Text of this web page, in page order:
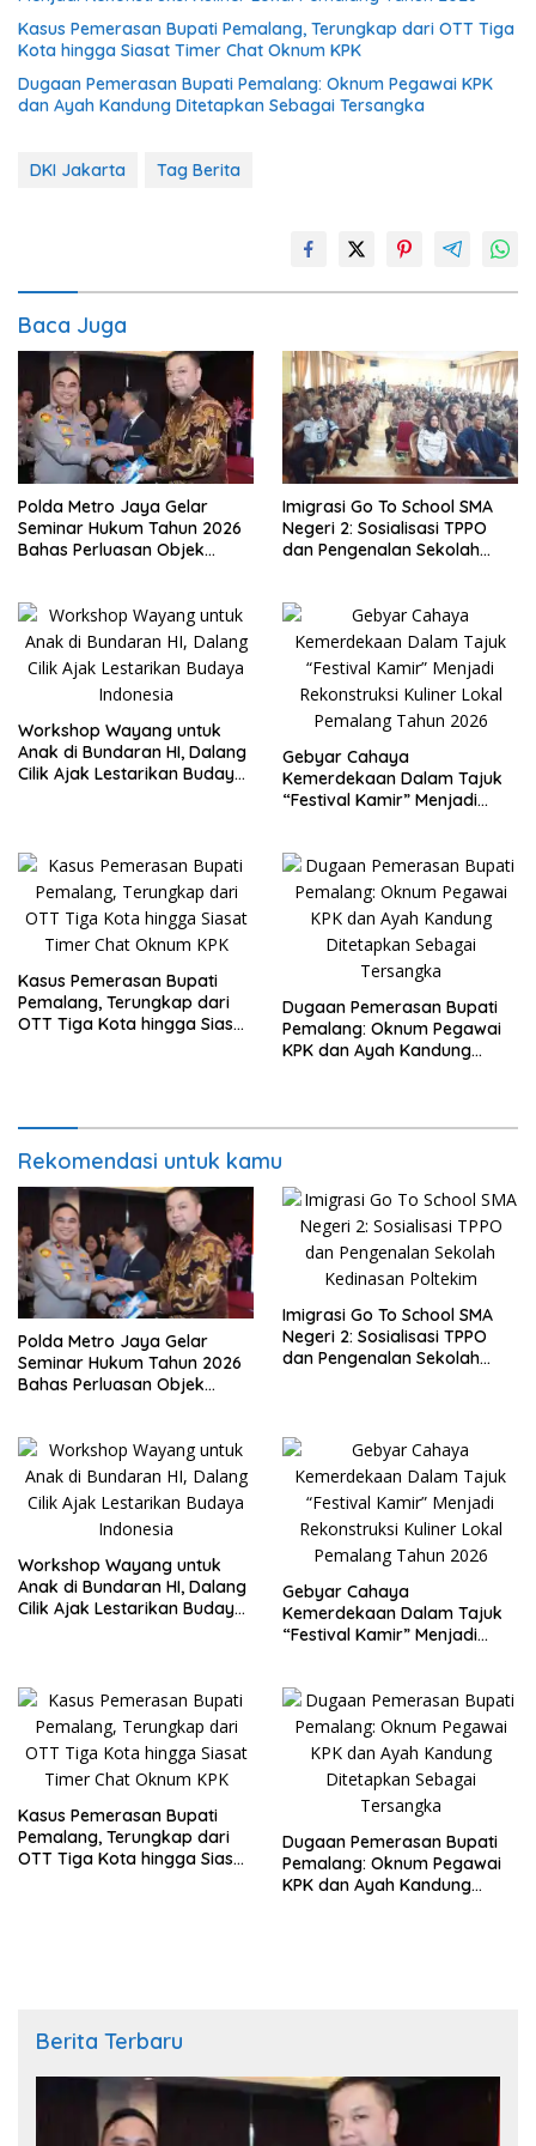
Kasus Pemerasan Bupati Pemalang, Terungkap dari OTT Tiga
Kota hingga Siasat Timer Chat Oknum KPK
Dugaan Pemerasan Bupati Pemalang: Oknum Pegawai KPK
dan Ayah Kandung Ditetapkan Sebagai Tersangka
DKI Jakarta Tag Berita
Baca Juga
Polda Metro Jaya Gelar
Seminar Hukum Tahun 2026
Bahas Perluasan Objek
Imigrasi Go To School SMA
Negeri 2: Sosialisasi TPPO
dan Pengenalan Sekolah
Workshop Wayang untuk
Anak di Bundaran HI, Dalang
Cilik Ajak Lestarikan Budaya
Gebyar Cahaya
Kemerdekaan Dalam Tajuk
“Festival Kamir” Menjadi
Kasus Pemerasan Bupati
Pemalang, Terungkap dari
OTT Tiga Kota hingga Siasat
Dugaan Pemerasan Bupati
Pemalang: Oknum Pegawai
KPK dan Ayah Kandung
Rekomendasi untuk kamu
Polda Metro Jaya Gelar
Seminar Hukum Tahun 2026
Bahas Perluasan Objek
Imigrasi Go To School SMA
Negeri 2: Sosialisasi TPPO
dan Pengenalan Sekolah
Workshop Wayang untuk
Anak di Bundaran HI, Dalang
Cilik Ajak Lestarikan Budaya
Gebyar Cahaya
Kemerdekaan Dalam Tajuk
“Festival Kamir” Menjadi
Kasus Pemerasan Bupati
Pemalang, Terungkap dari
OTT Tiga Kota hingga Siasat
Dugaan Pemerasan Bupati
Pemalang: Oknum Pegawai
KPK dan Ayah Kandung
Berita Terbaru